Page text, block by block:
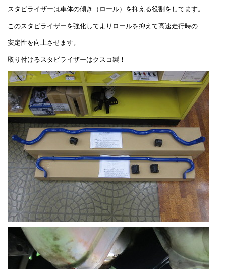
スタビライザーは車体の傾き（ロール）を抑える役割をしてます。
このスタビライザーを強化してよりロールを抑えて高速走行時の
安定性を向上させます。
取り付けるスタビライザーはクスコ製！